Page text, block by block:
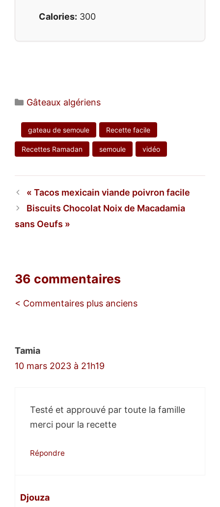
Calories: 300
Catégories
Gâteaux algériens
gateau de semoule Recette facile
Recettes Ramadan semoule vidéo
Tacos mexicain viande poivron facile
Biscuits Chocolat Noix de Macadamia
sans Oeufs
36 commentaires
Navigation
< Commentaires plus anciens
Tamia
10 mars 2023 à 21h19
Testé et approuvé par toute la famille
merci pour la recette
Répondre
Djouza